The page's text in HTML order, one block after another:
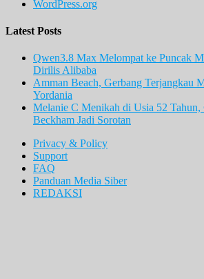
WordPress.org
Latest Posts
Qwen3.8 Max Melompat ke Puncak
Dirilis Alibaba
Amman Beach, Gerbang Terjangkau
Yordania
Melanie C Menikah di Usia 52
Beckham Jadi Sorotan
Privacy & Policy
Support
FAQ
Panduan Media Siber
REDAKSI